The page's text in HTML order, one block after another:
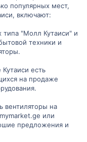
популярных мест,
включают:
типа "Молл Кутаиси" и
техники и
есть
на продаже
вентиляторы на
или
предложения и